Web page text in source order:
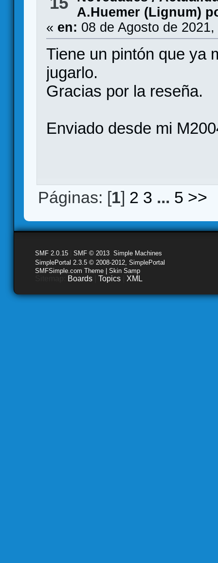
A.Huemer (Lignum)
« en: 08 de Agosto de
Tiene un pintón que ya
jugarlo.
Gracias por la reseña.
Enviado desde mi
Páginas: [1] 2 3 ... 5 >>
SMF 2.0.15 SMF © 2013 Simple Machines
SimplePortal 2.3.5 © 2008-2012, SimplePortal
SMFSimple.com Theme | Skin Samp
Boards Topics XML